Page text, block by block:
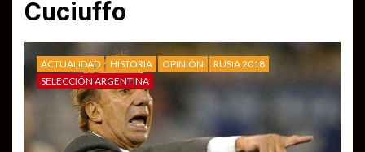
Cuciuffo
ACTUALIDAD HISTORIA OPINIÓN
RUSIA 2018
SELECCIÓN ARGENTINA